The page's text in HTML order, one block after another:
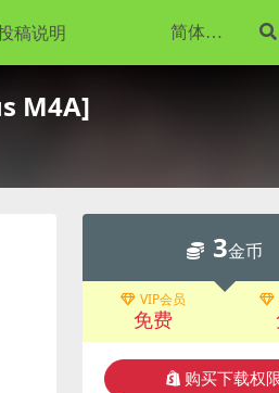
稿说明
M4A]
3金币
VIP会员
免费
购买下载权